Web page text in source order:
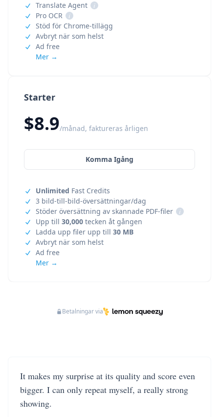
Starter
$8.9/månad, faktureras årligen
Komma Igång
Unlimited Fast Credits
3 bild-till-bild-översättningar/dag
Stöder översättning av skannade PDF-filer
i
Upp till 30,000 tecken åt gången
Ladda upp filer upp till 30 MB
Avbryt när som helst
Ad free
Mer →
Translate Agent
i
Pro OCR
i
Stöd för Chrome-tillägg
Avbryt när som helst
Ad free
Mer →
Betalningar via
It makes my surprise at its quality and score even
bigger. I can only repeat myself, a really strong
showing.